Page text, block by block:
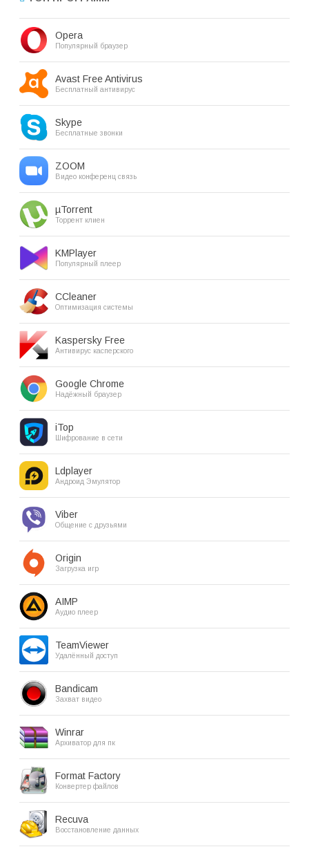
Opera
Популярный браузер
Avast Free Antivirus
Бесплатный антивирус
Skype
Бесплатные звонки
ZOOM
Видео конференц связь
µTorrent
Торрент клиен
KMPlayer
Популярный плеер
CCleaner
Оптимизация системы
Kaspersky Free
Антивирус касперского
Google Chrome
Надёжный браузер
iTop
Шифрование в сети
Ldplayer
Андроид Эмулятор
Viber
Общение с друзьями
Origin
Загрузка игр
AIMP
Аудио плеер
TeamViewer
Удалённый доступ
Bandicam
Захват видео
Winrar
Архиватор для пк
Format Factory
Конвертер файлов
Recuva
Восстановление данных